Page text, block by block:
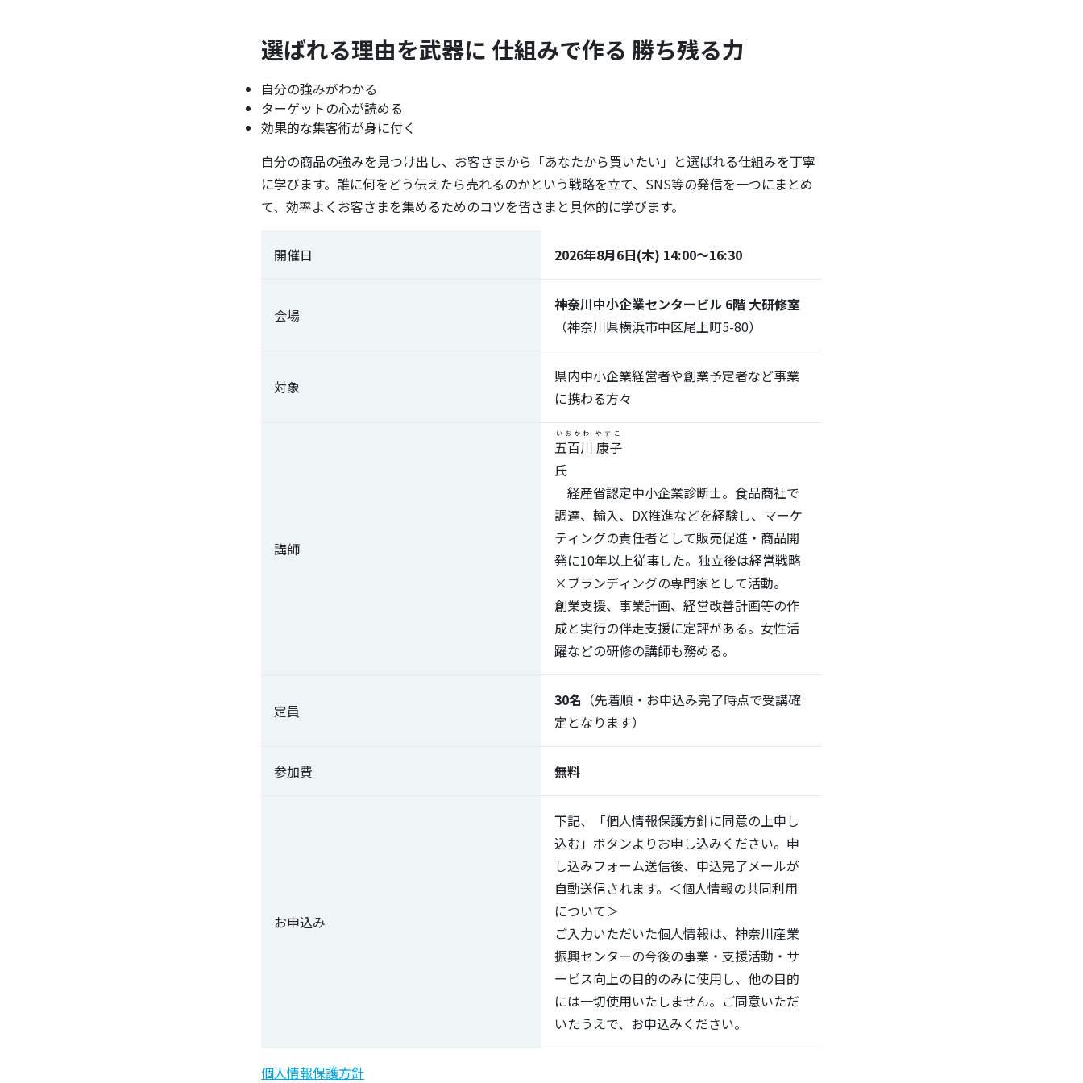
選ばれる理由を武器に 仕組みで作る 勝ち残る力
自分の強みがわかる
ターゲットの心が読める
効果的な集客術が身に付く
自分の商品の強みを見つけ出し、お客さまから「あなたから買いたい」と選ばれる仕組みを丁寧
に学びます。誰に何をどう伝えたら売れるのかという戦略を立て、SNS等の発信を一つにまとめ
て、効率よくお客さまを集めるためのコツを皆さまと具体的に学びます。
開催日 2026年8月6日(木) 14:00～16:30
会場
神奈川中小企業センタービル 6階 大研修室
（神奈川県横浜市中区尾上町5-80）
対象
県内中小企業経営者や創業予定者など事業
に携わる方々
講師
五百川 康子
いおかわ やすこ
氏
経産省認定中小企業診断士。食品商社で
調達、輸入、DX推進などを経験し、マーケ
ティングの責任者として販売促進・商品開
発に10年以上従事した。独立後は経営戦略
×ブランディングの専門家として活動。
創業支援、事業計画、経営改善計画等の作
成と実行の伴走支援に定評がある。女性活
躍などの研修の講師も務める。
定員
30名 （先着順・お申込み完了時点で受講確
定となります）
参加費 無料
お申込み
下記、「個人情報保護方針に同意の上申し
込む」ボタンよりお申し込みください。申
し込みフォーム送信後、申込完了メールが
自動送信されます。＜個人情報の共同利用
について＞
ご入力いただいた個人情報は、神奈川産業
振興センターの今後の事業・支援活動・サ
ービス向上の目的のみに使用し、他の目的
には一切使用いたしません。ご同意いただ
いたうえで、お申込みください。
個人情報保護方針